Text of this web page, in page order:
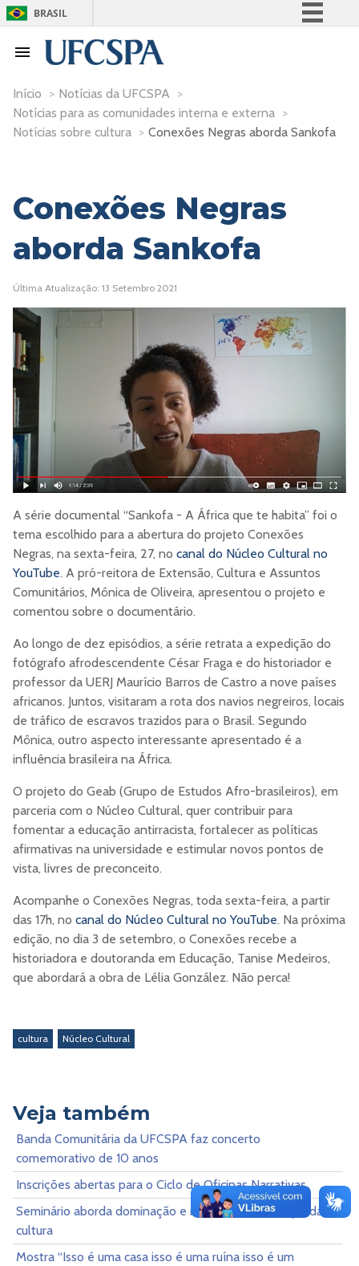
BRASIL
Acesso à informação
Legislação
Início > Notícias da UFCSPA >
Notícias para as comunidades interna e externa >
Notícias sobre cultura > Conexões Negras aborda Sankofa
Conexões Negras
aborda Sankofa
Última Atualização: 13 Setembro 2021
A série documental “Sankofa - A África que te habita” foi o
tema escolhido para a abertura do projeto Conexões
Negras, na sexta-feira, 27, no canal do Núcleo Cultural no
YouTube. A pró-reitora de Extensão, Cultura e Assuntos
Comunitários, Mônica de Oliveira, apresentou o projeto e
comentou sobre o documentário.
Ao longo de dez episódios, a série retrata a expedição do
fotógrafo afrodescendente César Fraga e do historiador e
professor da UERJ Maurício Barros de Castro a nove países
africanos. Juntos, visitaram a rota dos navios negreiros, locais
de tráfico de escravos trazidos para o Brasil. Segundo
Mônica, outro aspecto interessante apresentado é a
influência brasileira na África.
O projeto do Geab (Grupo de Estudos Afro-brasileiros), em
parceria com o Núcleo Cultural, quer contribuir para
fomentar a educação antirracista, fortalecer as políticas
afirmativas na universidade e estimular novos pontos de
vista, livres de preconceito.
Acompanhe o Conexões Negras, toda sexta-feira, a partir
das 17h, no canal do Núcleo Cultural no YouTube. Na próxima
edição, no dia 3 de setembro, o Conexões recebe a
historiadora e doutoranda em Educação, Tanise Medeiros,
que abordará a obra de Lélia González. Não perca!
cultura Núcleo Cultural
Veja também
Banda Comunitária da UFCSPA faz concerto
comemorativo de 10 anos
Inscrições abertas para o Ciclo de Oficinas Narrativas
Seminário aborda dominação e resistência no campo da
cultura
Mostra “Isso é uma casa isso é uma ruína isso é um